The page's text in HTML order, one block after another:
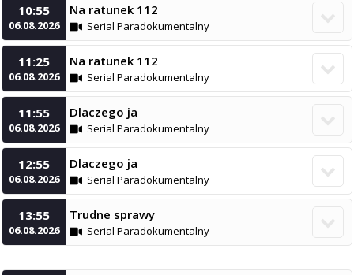
10:55
06.08.2026
Na ratunek 112
Serial Paradokumentalny
11:25
06.08.2026
Na ratunek 112
Serial Paradokumentalny
11:55
06.08.2026
Dlaczego ja
Serial Paradokumentalny
12:55
06.08.2026
Dlaczego ja
Serial Paradokumentalny
13:55
06.08.2026
Trudne sprawy
Serial Paradokumentalny